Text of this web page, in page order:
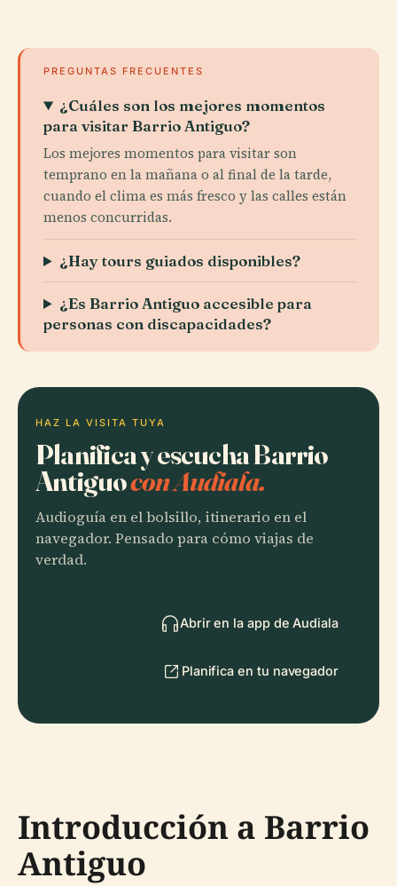
PREGUNTAS FRECUENTES
¿Cuáles son los mejores momentos
para visitar Barrio Antiguo?
Los mejores momentos para visitar son
temprano en la mañana o al final de la tarde,
cuando el clima es más fresco y las calles están
menos concurridas.
¿Hay tours guiados disponibles?
¿Es Barrio Antiguo accesible para
personas con discapacidades?
HAZ LA VISITA TUYA
Planifica y escucha Barrio
Antiguocon Audiala.
Audioguía en el bolsillo, itinerario en el
navegador. Pensado para cómo viajas de
verdad.
Abrir en la app de Audiala
Planifica en tu navegador
Introducción a Barrio
Antiguo